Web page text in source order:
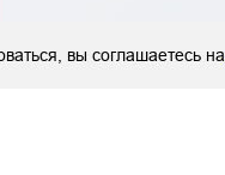
вы соглашаетесь на